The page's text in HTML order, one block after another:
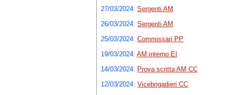
27/03/2024: Sergenti AM
26/03/2024: Sergenti AM
25/03/2024: Commissari PP
19/03/2024: AM interno EI
14/03/2024: Prova scritta AM CC
12/03/2024: Vicebrigadieri CC